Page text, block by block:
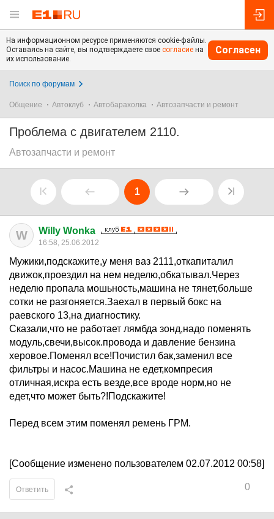
На информационном ресурсе применяются cookie-файлы.
Оставаясь на сайте, вы подтверждаете свое согласие на
их использование.
Согласен
Поиск по форумам
Общение Автоклуб Автобарахолка Автозапчасти и ремонт
Проблема с двигателем 2110.
Автозапчасти и ремонт
1
W Willy Wonka
16:58, 25.06.2012
Мужики,подскажите,у меня ваз 2111,откапиталил
движок,проездил на нем неделю,обкатывал.Через
неделю пропала мошьность,машина не тянет,больше
сотки не разгоняется.Заехал в первый бокс на
раевского 13,на диагностику.
Сказали,что не работает лямбда зонд,надо поменять
модуль,свечи,высок.провода и давление бензина
херовое.Поменял все!Почистил бак,заменил все
фильтры и насос.Машина не едет,компресия
отличная,искра есть везде,все вроде норм,но не
едет,что может быть?!Подскажите!
Перед всем этим поменял ремень ГРМ.
[Сообщение изменено пользователем 02.07.2012 00:58]
0
Ответить